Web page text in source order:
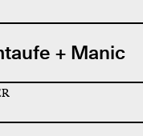
+ Manic